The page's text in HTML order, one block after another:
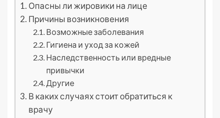
Опасны ли жировики на лице
Причины возникновения
Возможные заболевания
Гигиена и уход за кожей
Наследственность или вредные
привычки
Другие
В каких случаях стоит обратиться к
врачу